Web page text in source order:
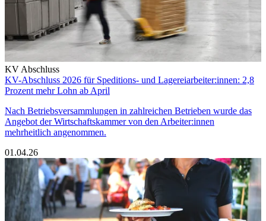
KV Abschluss
KV-Abschluss 2026 für Speditions- und Lagereiarbeiter:innen: 2,8
Prozent mehr Lohn ab April
Nach Betriebsversammlungen in zahlreichen Betrieben wurde das
Angebot der Wirtschaftskammer von den Arbeiter:innen
mehrheitlich angenommen.
01.04.26